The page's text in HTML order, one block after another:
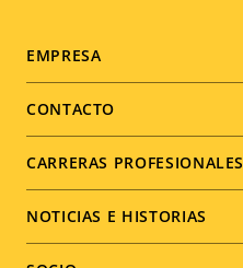
Footer
menu
EMPRESA
CONTACTO
CARRERAS PROFESIONALES
NOTICIAS E HISTORIAS